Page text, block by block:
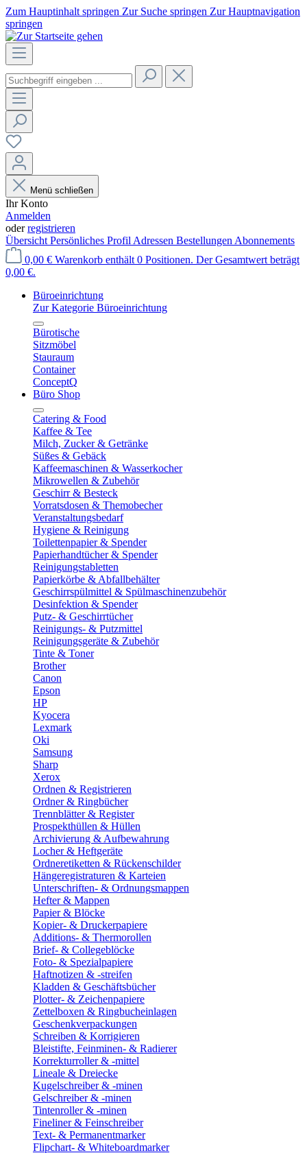
Zum Hauptinhalt springen Zur Suche springen Zur Hauptnavigation
springen
Menü schließen
Ihr Konto
Anmelden
oderregistrieren
Übersicht Persönliches Profil Adressen Bestellungen Abonnements
0,00 € Warenkorb enthält 0 Positionen. Der Gesamtwert beträgt
0,00 €.
Büroeinrichtung
Zur Kategorie Büroeinrichtung
Bürotische
Sitzmöbel
Stauraum
Container
ConceptQ
Büro Shop
Catering & Food
Kaffee & Tee
Milch, Zucker & Getränke
Süßes & Gebäck
Kaffeemaschinen & Wasserkocher
Mikrowellen & Zubehör
Geschirr & Besteck
Vorratsdosen & Themobecher
Veranstaltungsbedarf
Hygiene & Reinigung
Toilettenpapier & Spender
Papierhandtücher & Spender
Reinigungstabletten
Papierkörbe & Abfallbehälter
Geschirrspülmittel & Spülmaschinenzubehör
Desinfektion & Spender
Putz- & Geschirrtücher
Reinigungs- & Putzmittel
Reinigungsgeräte & Zubehör
Tinte & Toner
Brother
Canon
Epson
HP
Kyocera
Lexmark
Oki
Samsung
Sharp
Xerox
Ordnen & Registrieren
Ordner & Ringbücher
Trennblätter & Register
Prospekthüllen & Hüllen
Archivierung & Aufbewahrung
Locher & Heftgeräte
Ordneretiketten & Rückenschilder
Hängeregistraturen & Karteien
Unterschriften- & Ordnungsmappen
Hefter & Mappen
Papier & Blöcke
Kopier- & Druckerpapiere
Additions- & Thermorollen
Brief- & Collegeblöcke
Foto- & Spezialpapiere
Haftnotizen & -streifen
Kladden & Geschäftsbücher
Plotter- & Zeichenpapiere
Zettelboxen & Ringbucheinlagen
Geschenkverpackungen
Schreiben & Korrigieren
Bleistifte, Feinminen- & Radierer
Korrekturroller & -mittel
Lineale & Dreiecke
Kugelschreiber & -minen
Gelschreiber & -minen
Tintenroller & -minen
Fineliner & Feinschreiber
Text- & Permanentmarker
Flipchart- & Whiteboardmarker